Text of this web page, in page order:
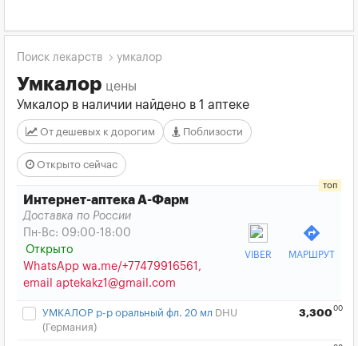
Поиск лекарств умкалор
Умкалор цены
Умкалор в наличии найдено в 1 аптеке
От дешевых к дорогим Поблизости
Открыто сейчас
Интернет-аптека А-Фарм
Доставка по России
Пн-Вс: 09:00-18:00
Открыто
WhatsApp wa.me/+77479916561,
email aptekakz1@gmail.com
VIBER
directions
МАРШРУТ
УМКАЛОР р-р оральный фл. 20 мл DHU
(Германия)
3,300 00